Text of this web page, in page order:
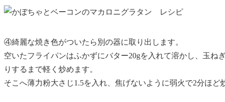
④綺麗な焼き色がついたら別の器に取り出します。
空いたフライパンはふかずにバター20gを入れて溶かし、玉ね
りするまで軽く炒めます。
そこへ薄力粉大さじ1.5を入れ、焦げないように弱火で2分ほど